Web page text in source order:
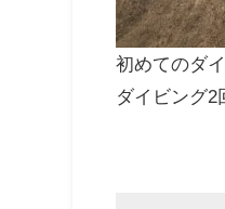
初めてのダ
ダイビング2